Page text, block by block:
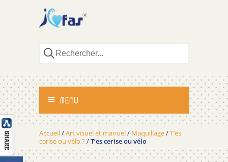
MENU
ACCUEIL
ACTIVITÉS
Accueil/Art visuel et manuel/ Maquillage/T’es
cerise ou vélo ?/T’es cerise ou vélo